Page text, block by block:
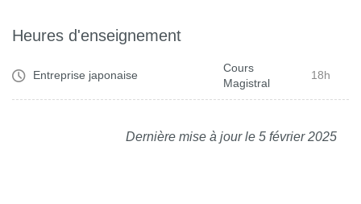
Heures d'enseignement
Entreprise japonaise
Cours
Magistral
18h
Dernière mise à jour le 5 février 2025